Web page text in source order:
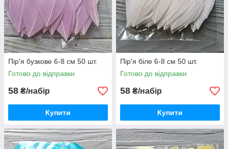
Пір'я бузкове 6-8 см 50 шт.
Готово до відправки
58 ₴/набір
Купити
Пір'я біле 6-8 см 50 шт.
Готово до відправки
58 ₴/набір
Купити